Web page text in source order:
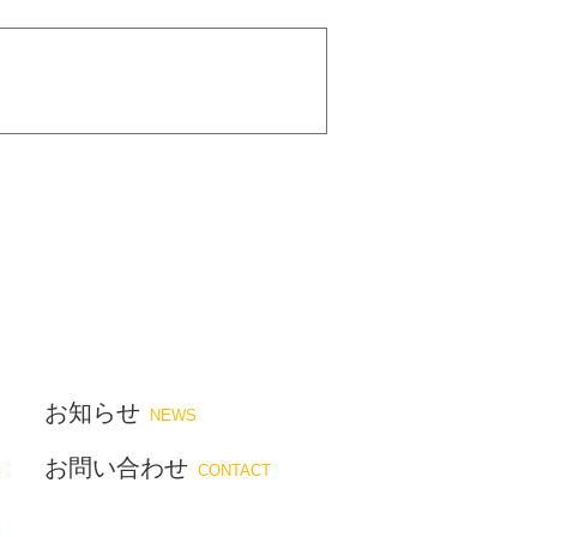
お知らせ NEWS
お問い合わせ CONTACT